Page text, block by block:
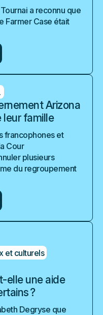
a reconnu que
Farmer Case était
Arizona
famille
francophones et
Cour
plusieurs
du regroupement
et culturels
elle une aide
?
Degryse que